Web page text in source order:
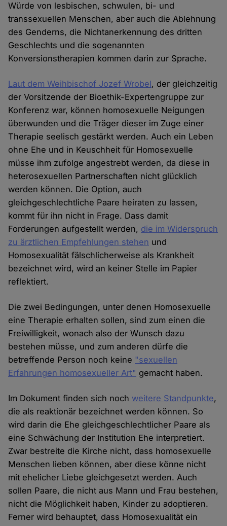
Würde von lesbischen, schwulen, bi- und
transsexuellen Menschen, aber auch die Ablehnung
des Genderns, die Nichtanerkennung des dritten
Geschlechts und die sogenannten
Konversionstherapien kommen darin zur Sprache.
Laut dem Weihbischof Jozef Wrobel, der gleichzeitig
der Vorsitzende der Bioethik-Expertengruppe zur
Konferenz war, können homosexuelle Neigungen
überwunden und die Träger dieser im Zuge einer
Therapie seelisch gestärkt werden. Auch ein Leben
ohne Ehe und in Keuschheit für Homosexuelle
müsse ihm zufolge angestrebt werden, da diese in
heterosexuellen Partnerschaften nicht glücklich
werden können. Die Option, auch
gleichgeschlechtliche Paare heiraten zu lassen,
kommt für ihn nicht in Frage. Dass damit
Forderungen aufgestellt werden, die im Widerspruch
zu ärztlichen Empfehlungen stehen und
Homosexualität fälschlicherweise als Krankheit
bezeichnet wird, wird an keiner Stelle im Papier
reflektiert.
Die zwei Bedingungen, unter denen Homosexuelle
eine Therapie erhalten sollen, sind zum einen die
Freiwilligkeit, wonach also der Wunsch dazu
bestehen müsse, und zum anderen dürfe die
betreffende Person noch keine "sexuellen
Erfahrungen homosexueller Art" gemacht haben.
Im Dokument finden sich noch weitere Standpunkte,
die als reaktionär bezeichnet werden können. So
wird darin die Ehe gleichgeschlechtlicher Paare als
eine Schwächung der Institution Ehe interpretiert.
Zwar bestreite die Kirche nicht, dass homosexuelle
Menschen lieben können, aber diese könne nicht
mit ehelicher Liebe gleichgesetzt werden. Auch
sollen Paare, die nicht aus Mann und Frau bestehen,
nicht die Möglichkeit haben, Kinder zu adoptieren.
Ferner wird behauptet, dass Homosexualität ein